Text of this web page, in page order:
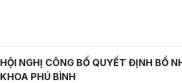
HỘI NGHỊ CÔNG BỐ QUYẾT ĐỊNH BỔ
KHOA PHÚ BÌNH